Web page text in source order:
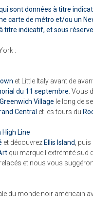
sont données à titre
carte de métro et/ou un
titre indicatif, et sous
:
et Little Italy avant de
du 11 septembre . Vous
Greenwich Village le long de
Central et les tours du
High Line
et découvrezEllis Island ,
qui marque l'extrémité sud
et nous vous
du monde noir américain